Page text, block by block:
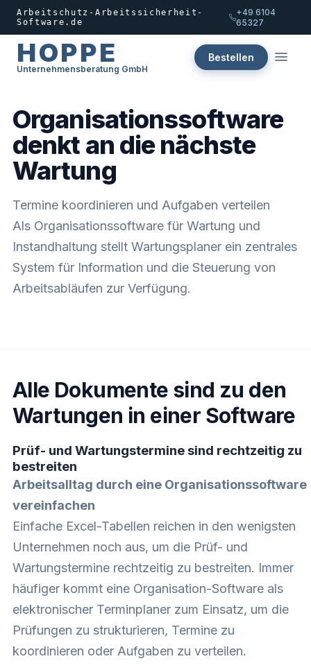
Arbeitschutz-Arbeitssicherheit-
Software.de
+49 6104
65327
HOPPE
Unternehmensberatung GmbH
Bestellen
Organisationssoftware
denkt an die nächste
Wartung
Termine koordinieren und Aufgaben verteilen
Als Organisationssoftware für Wartung und
Instandhaltung stellt Wartungsplaner ein zentrales
System für Information und die Steuerung von
Arbeitsabläufen zur Verfügung.
Alle Dokumente sind zu den
Wartungen in einer Software
Prüf- und Wartungstermine sind rechtzeitig zu
bestreiten
Arbeitsalltag durch eine Organisationssoftware
vereinfachen
Einfache Excel-Tabellen reichen in den wenigsten
Unternehmen noch aus, um die Prüf- und
Wartungstermine rechtzeitig zu bestreiten. Immer
häufiger kommt eine Organisation-Software als
elektronischer Terminplaner zum Einsatz, um die
Prüfungen zu strukturieren, Termine zu
koordinieren oder Aufgaben zu verteilen.